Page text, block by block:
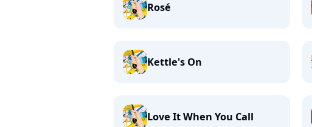
Rosé
Kettle's On
Love It When You Call